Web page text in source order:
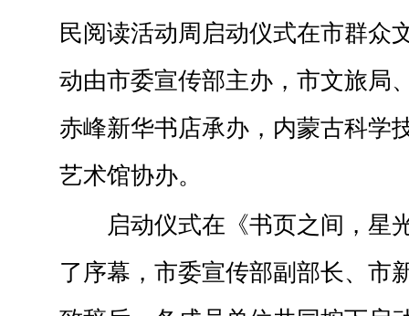
民阅读活动周启动仪式在市群众
动由市委宣传部主办，市文旅局
赤峰新华书店承办，内蒙古科学
艺术馆协办。
启动仪式在《书页之间，星
了序幕，市委宣传部副部长、市